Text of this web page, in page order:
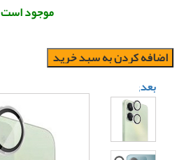
موجود است
اضافه کردن به سبد خرید
بعدی